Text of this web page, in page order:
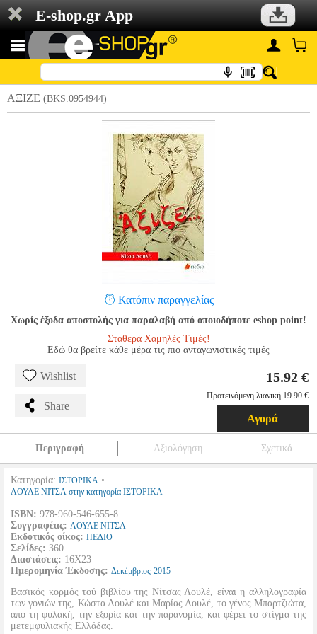
E-shop.gr App
ΑΞΙΖΕ (BKS.0954944)
Κατόπιν παραγγελίας
Χωρίς έξοδα αποστολής για παραλαβή από οποιοδήποτε eshop point!
Σταθερά Χαμηλές Τιμές!
Εδώ θα βρείτε κάθε μέρα τις πιο ανταγωνιστικές τιμές
Wishlist
Share
15.92 €
Προτεινόμενη λιανική 19.90 €
Αγορά
Περιγραφή Αξιολόγηση Σχετικά
Κατηγορία: ΙΣΤΟΡΙΚΑ •
ΛΟΥΛΕ ΝΙΤΣΑ στην κατηγορία ΙΣΤΟΡΙΚΑ
ISBN: 978-960-546-655-8
Συγγραφέας: ΛΟΥΛΕ ΝΙΤΣΑ
Εκδοτικός οίκος: ΠΕΔΙΟ
Σελίδες: 360
Διαστάσεις: 16Χ23
Ημερομηνία Έκδοσης: Δεκέμβριος 2015
Βασικός κορμός τού βιβλίου της Νίτσας Λουλέ, είναι η αλληλογραφία
των γονιών της, Κώστα Λουλέ και Μαρίας Λουλέ, το γένος Μπαρτζιώτα,
από τη φυλακή, την εξορία και την παρανομία, και φέρει το στίγμα της
μετεμφυλιακής Ελλάδας.